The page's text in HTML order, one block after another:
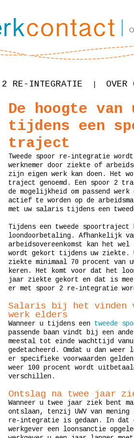
2 RE-INTEGRATIE OVER
De hoogte
tijdens een
traject
Tweede spoor re-integratie
werknemer door ziekte of
zijn eigen werk kan doen. Het
traject genoemd. Een spoor 2
de mogelijkheid om passend
actief te worden op de
met uw salaris tijdens een
Tijdens een tweede spoortraject
loondoorbetaling. Afhankelijk
arbeidsovereenkomst kan het
wordt gekort tijdens uw ziekte.
ziekte minimaal 70 procent van
keren. Het komt voor dat het
jaar ziekte gekort en dat is
er met spoor 2 re-integratie
Salaris bij het vinden
werk elders
Wanneer u tijdens een tweede
passende baan vindt bij een
meestal tot einde wachttijd
gedetacheerd. Omdat u dan weer
er specifieke voorwaarden
weer 100 procent wordt
verschillen.
Ontslag na twee jaar
Wanneer u twee jaar ziek bent
ontslaan, tenzij UWV van
re-integratie is gedaan. In dat
werkgever een loonsanctie